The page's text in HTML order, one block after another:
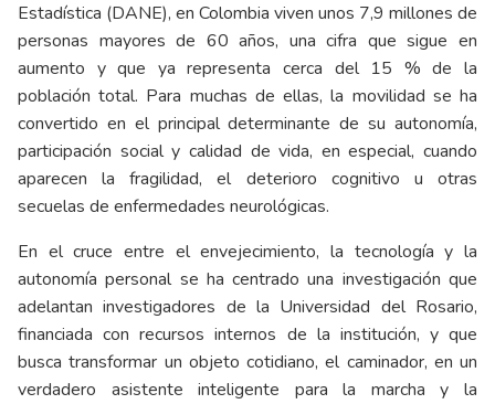
Estadística (DANE), en Colombia viven unos 7,9 millones de
personas mayores de 60 años, una cifra que sigue en
aumento y que ya representa cerca del 15 % de la
población total. Para muchas de ellas, la movilidad se ha
convertido en el principal determinante de su autonomía,
participación social y calidad de vida, en especial, cuando
aparecen la fragilidad, el deterioro cognitivo u otras
secuelas de enfermedades neurológicas.
En el cruce entre el envejecimiento, la tecnología y la
autonomía personal se ha centrado una investigación que
adelantan investigadores de la Universidad del Rosario,
financiada con recursos internos de la institución, y que
busca transformar un objeto cotidiano, el caminador, en un
verdadero asistente inteligente para la marcha y la